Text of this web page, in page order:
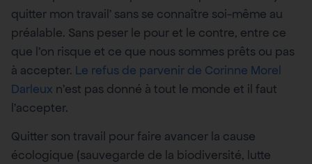
quitter mon travail’ sans se connaître soi-même au
préalable. Sans peser le pour et le contre, entre ce
que l’on risque et ce que nous sommes prêts ou pas
à accepter. Le refus de parvenir de Corinne Morel
Darleux n’est pas donné à tout le monde et il faut
l’accepter.
Quitter son travail pour faire avancer la cause
écologique (sauvegarde de la biodiversité, lutte